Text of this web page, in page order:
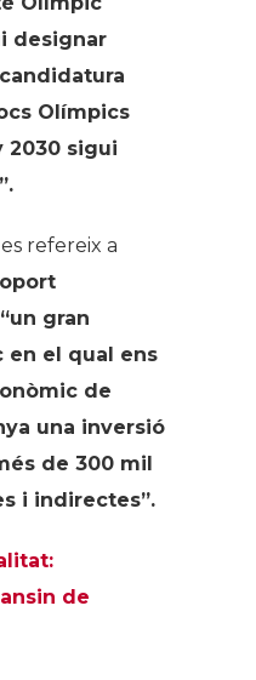
designar
Olímpics
2030 sigui
refereix a
gran
en el qual ens
de
una inversió
de 300 mil
i indirectes”.
de